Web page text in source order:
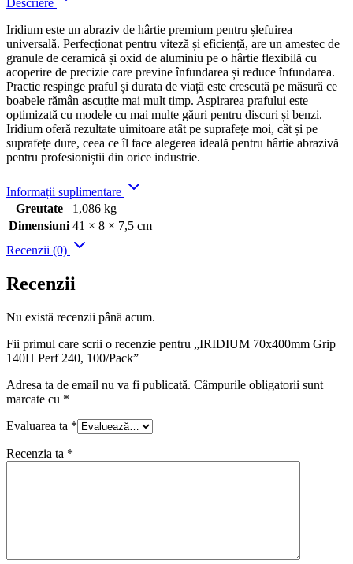
Iridium este un abraziv de hârtie premium pentru șlefuirea
universală. Perfecționat pentru viteză și eficiență, are un amestec de
granule de ceramică și oxid de aluminiu pe o hârtie flexibilă cu
acoperire de precizie care previne înfundarea și reduce înfundarea.
Practic respinge praful și durata de viață este crescută pe măsură ce
boabele rămân ascuțite mai mult timp. Aspirarea prafului este
optimizată cu modele cu mai multe găuri pentru discuri și benzi.
Iridium oferă rezultate uimitoare atât pe suprafețe moi, cât și pe
suprafețe dure, ceea ce îl face alegerea ideală pentru hârtie abrazivă
pentru profesioniștii din orice industrie.
Informații suplimentare
Greutate
1,086 kg
Dimensiuni 41 × 8 × 7,5 cm
Recenzii (0)
Recenzii
Nu există recenzii până acum.
Fii primul care scrii o recenzie pentru „IRIDIUM 70x400mm Grip
140H Perf 240, 100/Pack”
Adresa ta de email nu va fi publicată. Câmpurile obligatorii sunt
marcate cu *
Evaluarea ta *
Recenzia ta *